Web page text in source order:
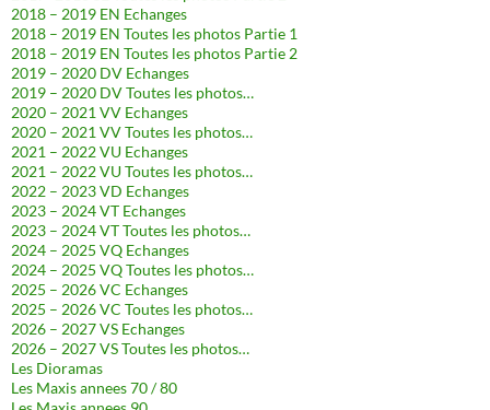
2018 – 2019 EN Echanges
2018 – 2019 EN Toutes les photos Partie 1
2018 – 2019 EN Toutes les photos Partie 2
2019 – 2020 DV Echanges
2019 – 2020 DV Toutes les photos…
2020 – 2021 VV Echanges
2020 – 2021 VV Toutes les photos…
2021 – 2022 VU Echanges
2021 – 2022 VU Toutes les photos…
2022 – 2023 VD Echanges
2023 – 2024 VT Echanges
2023 – 2024 VT Toutes les photos…
2024 – 2025 VQ Echanges
2024 – 2025 VQ Toutes les photos…
2025 – 2026 VC Echanges
2025 – 2026 VC Toutes les photos…
2026 – 2027 VS Echanges
2026 – 2027 VS Toutes les photos…
Les Dioramas
Les Maxis annees 70 / 80